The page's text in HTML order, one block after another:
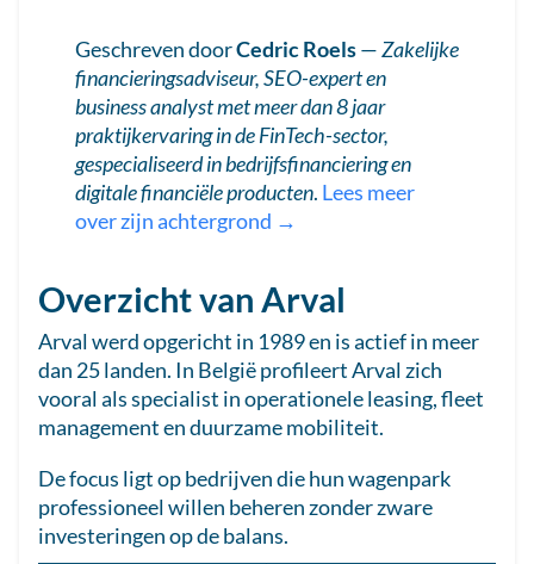
Geschreven doorCedric Roels—Zakelijke
financieringsadviseur, SEO-expert en
business analyst met meer dan 8 jaar
praktijkervaring in de FinTech-sector,
gespecialiseerd in bedrijfsfinanciering en
digitale financiële producten. Lees meer
over zijn achtergrond →
Overzicht van Arval
Arval werd opgericht in 1989 en is actief in meer
dan 25 landen. In België profileert Arval zich
vooral als specialist in operationele leasing, fleet
management en duurzame mobiliteit.
De focus ligt op bedrijven die hun wagenpark
professioneel willen beheren zonder zware
investeringen op de balans.